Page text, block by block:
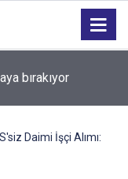
bırakıyor
ediyor!
Daimi İşçi Alımı: